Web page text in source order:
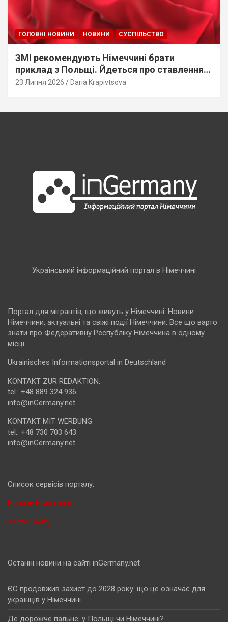
ГОЛОВНІ НОВИНИ НОВИНИ СУСПІЛЬСТВО
ЗМІ рекомендують Німеччині брати
приклад з Польщі. Йдеться про ставлення
до українців
23 Липня 2026 Daria Krapivtsova
Український інформаційний портал в Німеччині
Портал для мігрантів, що живуть у Німеччині. Новини
Німеччини, актуальні та свіжі події Німеччини. Все що варто
знати про Федеративну Республіку Німеччина в одному
місці
Ukrainisches Informationsportal in Deutschland
KONTAKT ZUR REDAKTION:
tel.: +48 889 324 936
info@inGermany.net
KONTAKT MIT WERBUNG:
tel.: +48 730 703 643
info@inGermany.net
Cписок сервісів порталу:
Новини Німеччини
Карта Сайту
Останні новини на сайті inGermany.net
ЄС продовжив захист до 2028 року: що це означає для
українців у Німеччині
Де дорожче пальне: у Польщі чи Німеччині?